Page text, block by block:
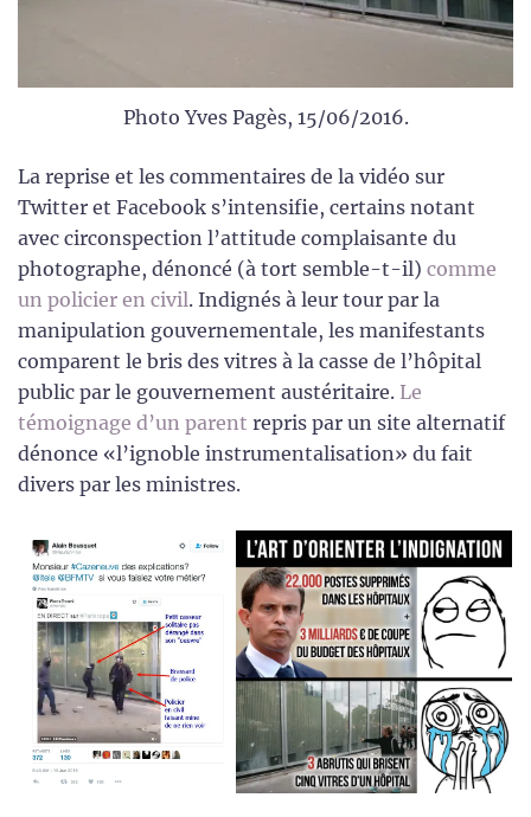
Photo Yves Pagès, 15/06/2016.
La reprise et les commentaires de la vidéo sur
Twitter et Facebook s’intensifie, certains notant
avec circonspection l’attitude complaisante du
photographe, dénoncé (à tort semble-t-il) comme
un policier en civil. Indignés à leur tour par la
manipulation gouvernementale, les manifestants
comparent le bris des vitres à la casse de l’hôpital
public par le gouvernement austéritaire. Le
témoignage d’un parent repris par un site alternatif
dénonce «l’ignoble instrumentalisation» du fait
divers par les ministres.